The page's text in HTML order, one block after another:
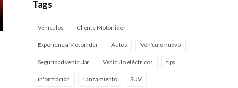
Tags
Vehículos Cliente Motorlider
Experiencia Motorlider Autos Vehículo nuevo
Seguridad vehícular Vehículo eléctricos tips
información Lanzamiento SUV